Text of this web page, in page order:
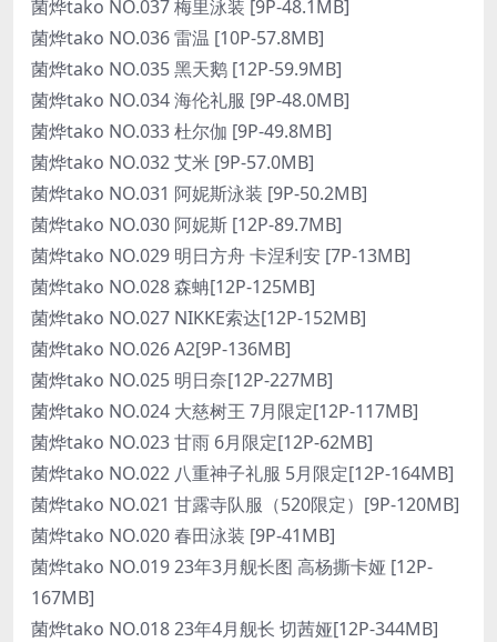
菌烨tako NO.037 梅里泳装 [9P-48.1MB]
菌烨tako NO.036 雷温 [10P-57.8MB]
菌烨tako NO.035 黑天鹅 [12P-59.9MB]
菌烨tako NO.034 海伦礼服 [9P-48.0MB]
菌烨tako NO.033 杜尔伽 [9P-49.8MB]
菌烨tako NO.032 艾米 [9P-57.0MB]
菌烨tako NO.031 阿妮斯泳装 [9P-50.2MB]
菌烨tako NO.030 阿妮斯 [12P-89.7MB]
菌烨tako NO.029 明日方舟 卡涅利安 [7P-13MB]
菌烨tako NO.028 森蚺[12P-125MB]
菌烨tako NO.027 NIKKE索达[12P-152MB]
菌烨tako NO.026 A2[9P-136MB]
菌烨tako NO.025 明日奈[12P-227MB]
菌烨tako NO.024 大慈树王 7月限定[12P-117MB]
菌烨tako NO.023 甘雨 6月限定[12P-62MB]
菌烨tako NO.022 八重神子礼服 5月限定[12P-164MB]
菌烨tako NO.021 甘露寺队服（520限定）[9P-120MB]
菌烨tako NO.020 春田泳装 [9P-41MB]
菌烨tako NO.019 23年3月舰长图 高杨撕卡娅 [12P-
167MB]
菌烨tako NO.018 23年4月舰长 切茜娅[12P-344MB]